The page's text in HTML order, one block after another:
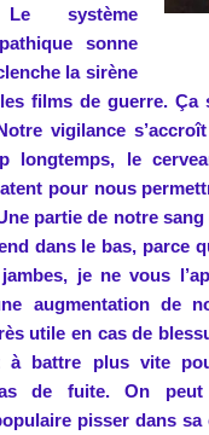
Le système
sonne
la sirène
films de guerre. Ça
vigilance
longtemps, le
pour nous
partie de notre
dans le bas, parce
je ne vous
augmentation de
utile en cas de
battre plus vite
de fuite. On
pisser dans